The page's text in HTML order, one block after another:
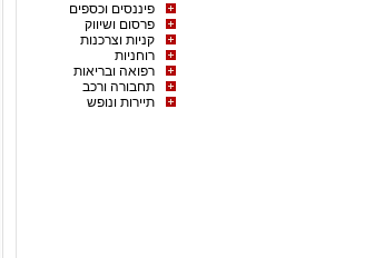
פיננסים וכספים
פרסום ושיווק
קניות וצרכנות
רוחניות
רפואה ובריאות
תחבורה ורכב
תיירות ונופש